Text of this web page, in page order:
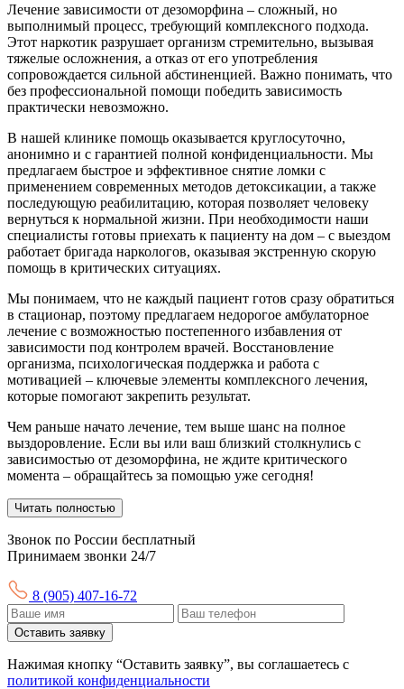
Лечение зависимости от дезоморфина – сложный, но
выполнимый процесс, требующий комплексного подхода.
Этот наркотик разрушает организм стремительно, вызывая
тяжелые осложнения, а отказ от его употребления
сопровождается сильной абстиненцией. Важно понимать, что
без профессиональной помощи победить зависимость
практически невозможно.
В нашей клинике помощь оказывается круглосуточно,
анонимно и с гарантией полной конфиденциальности. Мы
предлагаем быстрое и эффективное снятие ломки с
применением современных методов детоксикации, а также
последующую реабилитацию, которая позволяет человеку
вернуться к нормальной жизни. При необходимости наши
специалисты готовы приехать к пациенту на дом – с выездом
работает бригада наркологов, оказывая экстренную скорую
помощь в критических ситуациях.
Мы понимаем, что не каждый пациент готов сразу обратиться
в стационар, поэтому предлагаем недорогое амбулаторное
лечение с возможностью постепенного избавления от
зависимости под контролем врачей. Восстановление
организма, психологическая поддержка и работа с
мотивацией – ключевые элементы комплексного лечения,
которые помогают закрепить результат.
Чем раньше начато лечение, тем выше шанс на полное
выздоровление. Если вы или ваш близкий столкнулись с
зависимостью от дезоморфина, не ждите критического
момента – обращайтесь за помощью уже сегодня!
Читать полностью
Звонок по России бесплатный
Принимаем звонки 24/7
8 (905) 407-16-72
Оставить заявку
Нажимая кнопку “Оставить заявку”, вы соглашаетесь с
политикой конфиденциальности